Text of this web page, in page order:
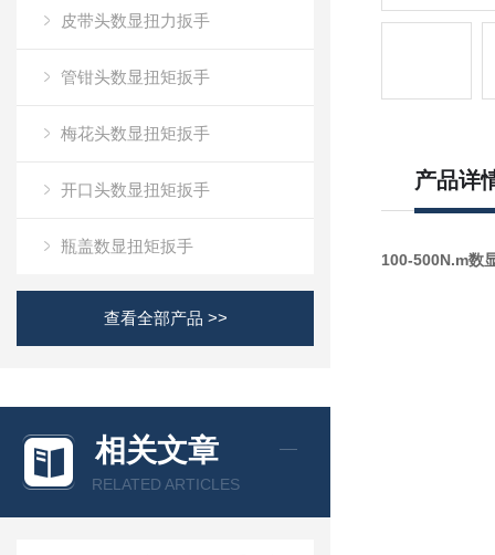
皮带头数显扭力扳手
管钳头数显扭矩扳手
梅花头数显扭矩扳手
开口头数显扭矩扳手
瓶盖数显扭矩扳手
查看全部产品 >>
相关文章
RELATED ARTICLES
产品详
100-500N.m数